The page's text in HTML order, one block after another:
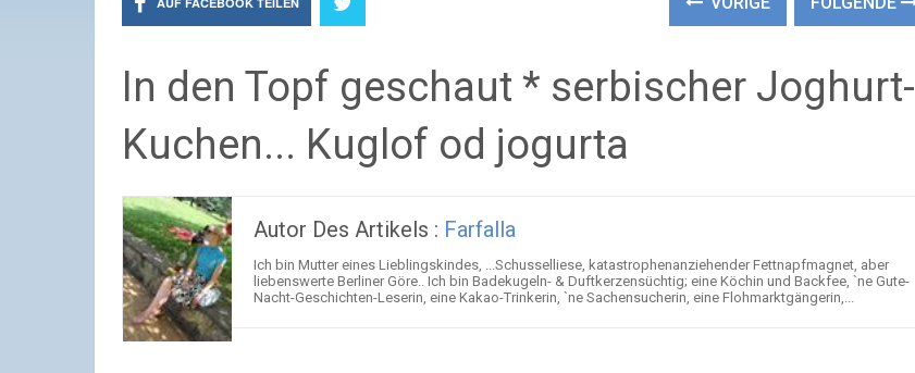
In den Topf geschaut * serbischer Joghurt-
Kuchen... Kuglof od jogurta
Autor Des Artikels : Farfalla
Ich bin Mutter eines Lieblingskindes, ...Schusselliese, katastrophenanziehender Fettnapfmagnet, aber
liebenswerte Berliner Göre.. Ich bin Badekugeln- & Duftkerzensüchtig; eine Köchin und Backfee, `ne Gute-
Nacht-Geschichten-Leserin, eine Kakao-Trinkerin, `ne Sachensucherin, eine Flohmarktgängerin,...